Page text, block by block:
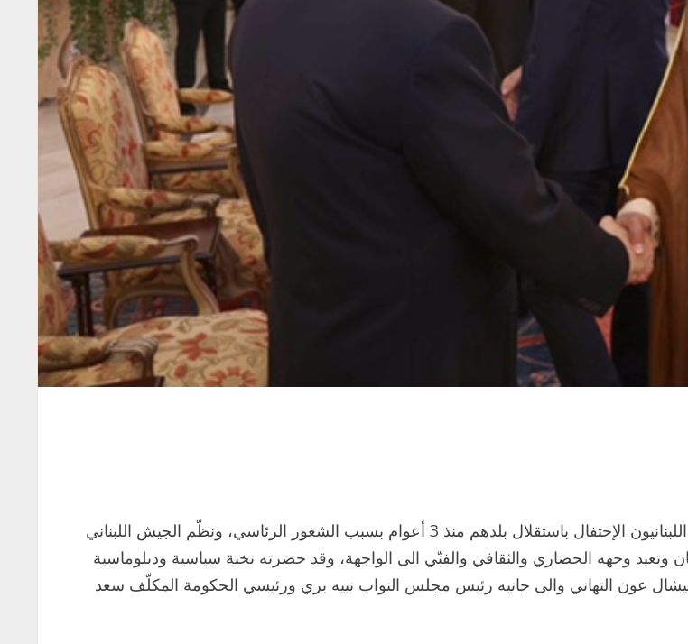
تميّز عيد استقلال لبنان الـ73 هذه السنة بنفحة وطنية متميّزة بعد أن حرم اللبنانيون الإحتفال باستقلال بلدهم منذ 3 أعوام بسبب الشغور الرئاسي، ونظّم الجيش اللبناني
وجهه الحضاري والثقافي والفنّي الى الواجهة، وقد حضرته نخبة سياسية ودبلوماسية
عون التهاني والى جانبه رئيس مجلس النواب نبيه بري ورئيسي الحكومة المكلّف سعد